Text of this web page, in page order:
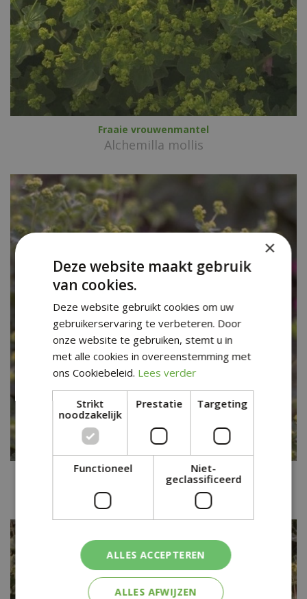
Fraaie vrouwenmantel
Alchemilla mollis
Vrouwenmantel
Alchemilla splendens
×
Deze website maakt gebruik
van cookies.
Deze website gebruikt cookies om uw
gebruikerservaring te verbeteren. Door
onze website te gebruiken, stemt u in
met alle cookies in overeenstemming met
ons Cookiebeleid. Lees verder
Strikt
noodzakelijk
Prestatie Targeting
Functioneel
Niet-
geclassificeerd
ALLES ACCEPTEREN
ALLES AFWIJZEN